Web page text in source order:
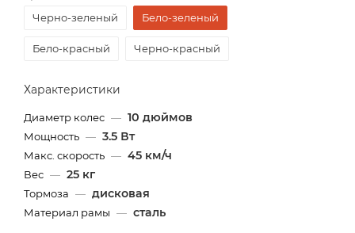
Черно-зеленый
Бело-зеленый
Бело-красный Черно-красный
Характеристики
Диаметр колес — 10 дюймов
Мощность — 3.5 Вт
Макс. скорость — 45 км/ч
Вес — 25 кг
Тормоза — дисковая
Материал рамы — сталь